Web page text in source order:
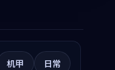
机甲
日常